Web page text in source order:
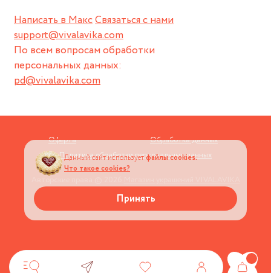
Написать в МаксСвязаться с нами
support@vivalavika.com
По всем вопросам обработки
персональных данных:
pd@vivalavika.com
Оферта
Обработка данных
Политика обработки персональных данных
Данный сайт используетфайлы cookies.
Что такое cookies?
Принять